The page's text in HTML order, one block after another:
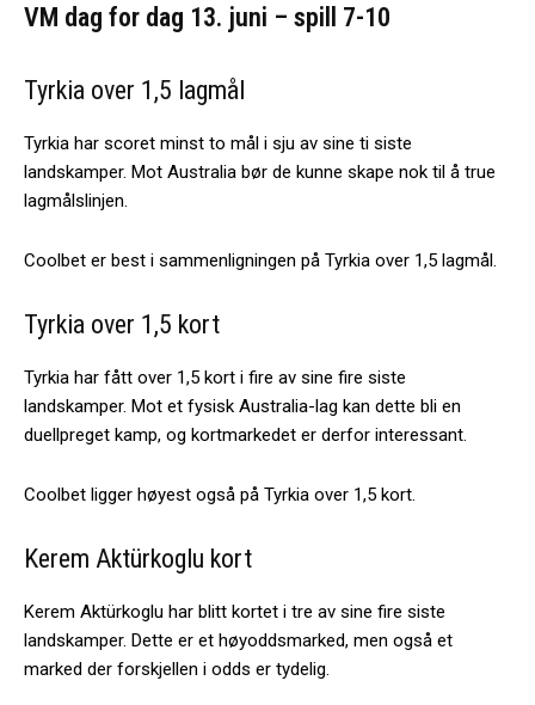
VM dag for dag 13. juni – spill 7-10
Tyrkia over 1,5 lagmål
Tyrkia har scoret minst to mål i sju av sine ti siste
landskamper. Mot Australia bør de kunne skape nok til å true
lagmålslinjen.
Coolbet er best i sammenligningen på Tyrkia over 1,5 lagmål.
Tyrkia over 1,5 kort
Tyrkia har fått over 1,5 kort i fire av sine fire siste
landskamper. Mot et fysisk Australia-lag kan dette bli en
duellpreget kamp, og kortmarkedet er derfor interessant.
Coolbet ligger høyest også på Tyrkia over 1,5 kort.
Kerem Aktürkoglu kort
Kerem Aktürkoglu har blitt kortet i tre av sine fire siste
landskamper. Dette er et høyoddsmarked, men også et
marked der forskjellen i odds er tydelig.